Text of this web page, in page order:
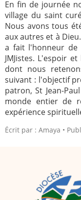
En fin de journée
village du saint
Nous avons tous
aux autres et à
a fait l'honneur de
JMJistes. L'espoir
dont nous
suivant : l'objectif
patron, St Jean-
monde entier de
expérience
Écrit par : Amaya